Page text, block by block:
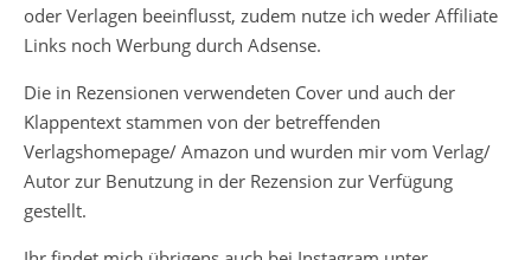
oder Verlagen beeinflusst, zudem nutze ich weder Affiliate
Links noch Werbung durch Adsense.
Die in Rezensionen verwendeten Cover und auch der
Klappentext stammen von der betreffenden
Verlagshomepage/ Amazon und wurden mir vom Verlag/
Autor zur Benutzung in der Rezension zur Verfügung
gestellt.